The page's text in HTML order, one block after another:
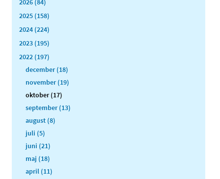
2026 (84)
2025 (158)
2024 (224)
2023 (195)
2022 (197)
december (18)
november (19)
oktober (17)
september (13)
august (8)
juli (5)
juni (21)
maj (18)
april (11)